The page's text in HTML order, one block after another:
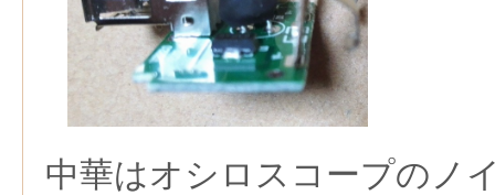
中華はオシロスコープのノ